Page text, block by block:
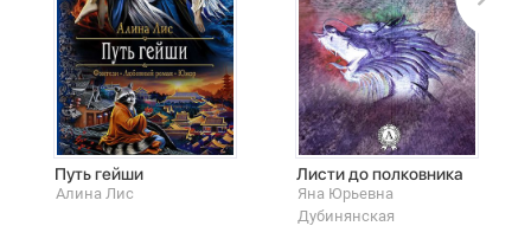
Путь гейши
Алина Лис
Листи до полковника
Яна Юрьевна
Дубинянская